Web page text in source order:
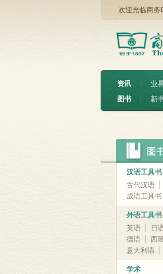
欢迎光临商务
资讯 ︱ 业
图书
︱ 新
汉语工具书
古代汉语
成语工具书
外语工具书
英语
日
德语
西
意大利语
学术